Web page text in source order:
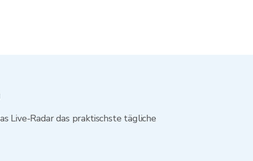
Live-Radar das praktischste tägliche